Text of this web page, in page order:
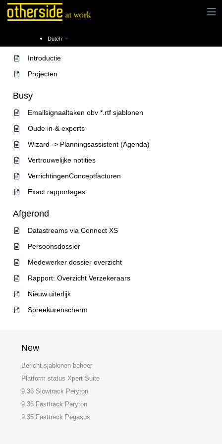
Dutch
End Of Life
Introductie
Projecten
Busy
Emailsignaaltaken obv *.rtf sjablonen
Oude in-& exports
Wizard -> Planningsassistent (Agenda)
Vertrouwelijke notities
VerrichtingenConceptfacturen
Exact rapportages
Afgerond
Datastreams via Connect XS
Persoonsdossier
Medewerker dossier overzicht
Rapport: Overzicht Verzekeraars
Nieuw uiterlijk
Spreekurenscherm
New
Bericht sjablonen beheer
Platform status Xpert Suite
9.36 Slowtrack Peryton
9.36 Fasttrack Peryton
9.35 Fasttrack Pegasus